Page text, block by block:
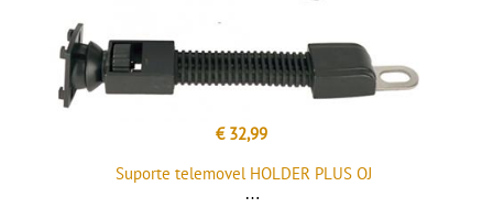
€ 32,99
Suporte telemovel HOLDER PLUS OJ